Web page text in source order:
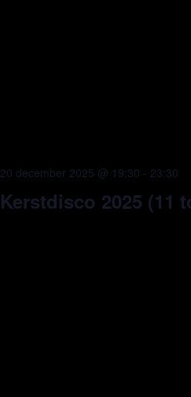
Kerstdisco 2025 (11
20 december 2025 @ 19:30 - 23:30